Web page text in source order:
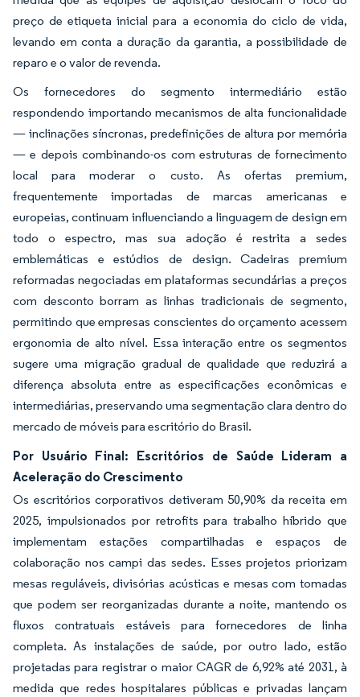
preço de etiqueta inicial para a economia do ciclo de vida,
levando em conta a duração da garantia, a possibilidade de
reparo e o valor de revenda.
Os fornecedores do segmento intermediário estão
respondendo importando mecanismos de alta funcionalidade
— inclinações síncronas, predefinições de altura por memória
— e depois combinando-os com estruturas de fornecimento
local para moderar o custo. As ofertas premium,
frequentemente importadas de marcas americanas e
europeias, continuam influenciando a linguagem de design em
todo o espectro, mas sua adoção é restrita a sedes
emblemáticas e estúdios de design. Cadeiras premium
reformadas negociadas em plataformas secundárias a preços
com desconto borram as linhas tradicionais de segmento,
permitindo que empresas conscientes do orçamento acessem
ergonomia de alto nível. Essa interação entre os segmentos
sugere uma migração gradual de qualidade que reduzirá a
diferença absoluta entre as especificações econômicas e
intermediárias, preservando uma segmentação clara dentro do
mercado de móveis para escritório do Brasil.
Por Usuário Final: Escritórios de Saúde Lideram a
Aceleração do Crescimento
Os escritórios corporativos detiveram 50,90% da receita em
2025, impulsionados por retrofits para trabalho híbrido que
implementam estações compartilhadas e espaços de
colaboração nos campi das sedes. Esses projetos priorizam
mesas reguláveis, divisórias acústicas e mesas com tomadas
que podem ser reorganizadas durante a noite, mantendo os
fluxos contratuais estáveis para fornecedores de linha
completa. As instalações de saúde, por outro lado, estão
projetadas para registrar o maior CAGR de 6,92% até 2031, à
medida que redes hospitalares públicas e privadas lançam